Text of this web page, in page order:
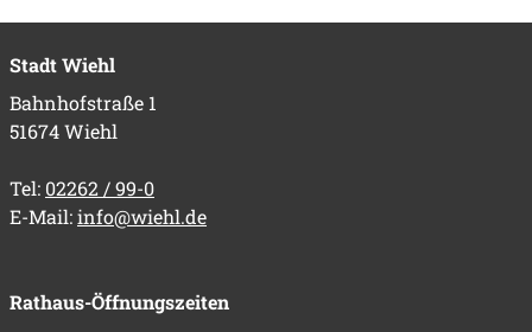
Stadt Wiehl
Bahnhofstraße 1
51674 Wiehl
Tel: 02262 / 99-0
E-Mail:info@wiehl.de
Rathaus-Öffnungszeiten